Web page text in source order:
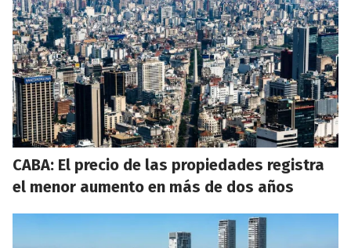
CABA: El precio de las propiedades registra
el menor aumento en más de dos años